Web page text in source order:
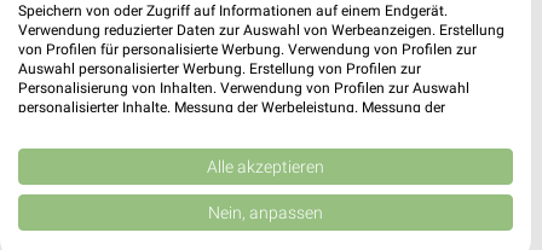
Speichern von oder Zugriff auf Informationen auf einem Endgerät.
Verwendung reduzierter Daten zur Auswahl von Werbeanzeigen. Erstellung
von Profilen für personalisierte Werbung. Verwendung von Profilen zur
Auswahl personalisierter Werbung. Erstellung von Profilen zur
Personalisierung von Inhalten. Verwendung von Profilen zur Auswahl
personalisierter Inhalte. Messung der Werbeleistung. Messung der
Kombinationen von Daten aus verschiedenen Quellen. Entwicklung und
Verbesserung der Angebote. Verwendung reduzierter Daten zur Auswahl
von Inhalten.
Daten können außerhalb der Europäischen Union weitergegeben und in die
Alle akzeptieren
Nein, anpassen